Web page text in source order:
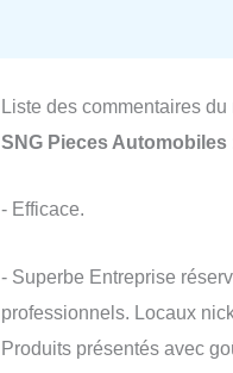
Liste des commentaires du
SNG Pieces Automobiles
- Efficace.
- Superbe Entreprise
professionnels. Locaux
Produits présentés avec